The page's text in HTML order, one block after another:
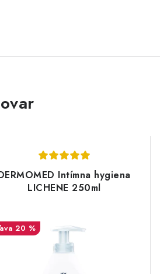
Intímna hygiena
LICHENE 250ml
20 %